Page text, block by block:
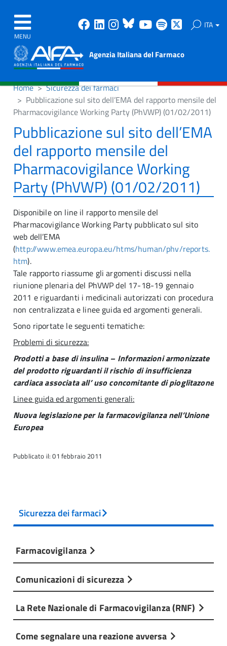
MENU
Facebook
Linkedin
Instagram
Bluesky
Youtube
Spotify ITA
Agenzia Italiana del Farmaco
Home
Sicurezza dei farmaci
Pubblicazione sul sito dell’EMA del rapporto mensile del
Pharmacovigilance Working Party (PhVWP) (01/02/2011)
Pubblicazione sul sito dell’EMA
del rapporto mensile del
Pharmacovigilance Working
Party (PhVWP) (01/02/2011)
Disponibile on line il rapporto mensile del
Pharmacovigilance Working Party pubblicato sul sito
web dell’EMA
(http://www.emea.europa.eu/htms/human/phv/reports.
htm).
Tale rapporto riassume gli argomenti discussi nella
riunione plenaria del PhVWP del 17-18-19 gennaio
2011 e riguardanti i medicinali autorizzati con procedura
non centralizzata e linee guida ed argomenti generali.
Sono riportate le seguenti tematiche:
Problemi di sicurezza:
Prodotti a base di insulina – Informazioni armonizzate
del prodotto riguardanti il rischio di insufficienza
cardiaca associata all’ uso concomitante di pioglitazone
Linee guida ed argomenti generali:
Nuova legislazione per la farmacovigilanza nell’Unione
Europea
Pubblicato il: 01 febbraio 2011
Sicurezza dei farmaci
Farmacovigilanza
Comunicazioni di sicurezza
La Rete Nazionale di Farmacovigilanza (RNF)
Come segnalare una reazione avversa